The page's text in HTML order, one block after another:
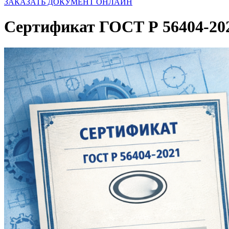
ЗАКАЗАТЬ ДОКУМЕНТ ОНЛАЙН
Сертификат ГОСТ Р 56404-